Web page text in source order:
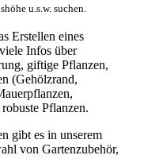
u.s.w. suchen.
Erstellen eines
Infos über
giftige Pflanzen,
(Gehölzrand,
Pflanzen.
gibt es in unserem
von Gartenzubehör,